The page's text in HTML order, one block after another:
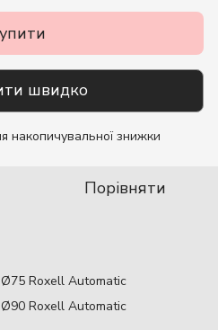
швидко
накопичувальної знижки
Порівняти
Ø75 Roxell Automatic
Ø90 Roxell Automatic